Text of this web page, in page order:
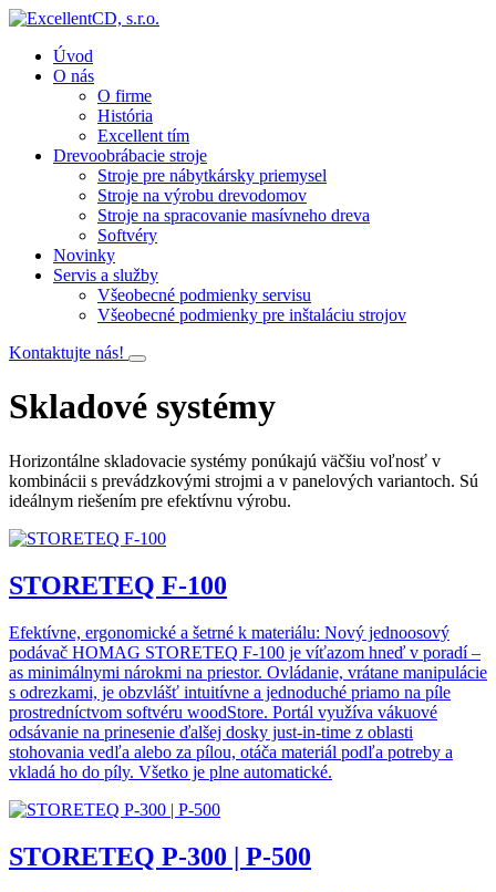
Úvod
O nás
O firme
História
Excellent tím
Drevoobrábacie stroje
Stroje pre nábytkársky priemysel
Stroje na výrobu drevodomov
Stroje na spracovanie masívneho dreva
Softvéry
Novinky
Servis a služby
Všeobecné podmienky servisu
Všeobecné podmienky pre inštaláciu strojov
Kontaktujte nás!
Skladové systémy
Horizontálne skladovacie systémy ponúkajú väčšiu voľnosť v
kombinácii s prevádzkovými strojmi a v panelových variantoch. Sú
ideálnym riešením pre efektívnu výrobu.
STORETEQ F-100
Efektívne, ergonomické a šetrné k materiálu: Nový jednoosový
podávač HOMAG STORETEQ F-100 je víťazom hneď v poradí –
as minimálnymi nárokmi na priestor. Ovládanie, vrátane manipulácie
s odrezkami, je obzvlášť intuitívne a jednoduché priamo na píle
prostredníctvom softvéru woodStore. Portál využíva vákuové
odsávanie na prinesenie ďalšej dosky just-in-time z oblasti
stohovania vedľa alebo za pílou, otáča materiál podľa potreby a
vkladá ho do píly. Všetko je plne automatické.
STORETEQ P-300 | P-500